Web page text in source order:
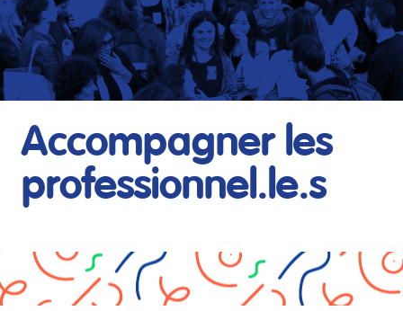
Accompagner les
professionnel.le.s